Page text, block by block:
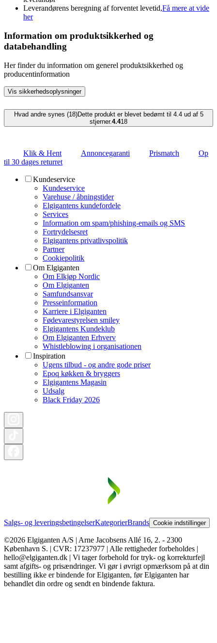
Leverandørens beregning af forventet levetid,Få mere at vide
her
Information om produktsikkerhed og
databehandling
Her finder du information om generel produktsikkerhed og
producentinformation
Vis sikkerhedsoplysninger
Hvad andre synes (18)Dette produkt er blevet bedømt til 4.4 ud af 5
stjerner.4.418
Klik & Hent Annoncegaranti Prismatch
Op
til 30 dages returret
Kundeservice
Kundeservice
Varehuse / åbningstider
Elgigantens kundefordele
Services
Information om spam/phishing-emails og SMS
Fortrydelsesret
Elgigantens privatlivspolitik
Partner
Cookiepolitik
Om Elgiganten
Om Elkjøp Nordic
Om Elgiganten
Samfundsansvar
Presseinformation
Karriere i Elgiganten
Fødevarestyrelsen smiley
Elgigantens Kundeklub
Om Elgiganten Erhverv
Whistleblowing i organisationen
Inspiration
Ugens tilbud - og andre gode priser
Epoq køkken & bryggers
Elgigantens Magasin
Udsalg
Black Friday 2026
Salgs- og leveringsbetingelserKategorierBrands Cookie indstillinger
©2026 Elgiganten A/S | Arne Jacobsens Allé 16, 2. - 2300
København S. | CVR: 17237977 | Alle rettigheder forbeholdes |
hello@elgiganten.dk | Vi tager forbehold for tryk- og korrekturfejl
samt afgifts- og prisændringer. Vi gør i øvrigt opmærksom på at din
bestilling ikke er bindende for Elgiganten, før Elgiganten har
behandlet din ordre og sendt en bindende faktura.